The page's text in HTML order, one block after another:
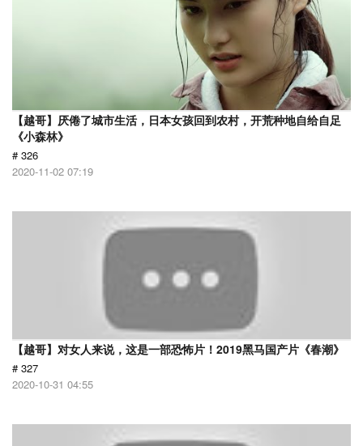
【越哥】厌倦了城市生活，日本女孩回到农村，开荒种地自给自足
《小森林》
# 326
2020-11-02 07:19
【越哥】对女人来说，这是一部恐怖片！2019黑马国产片《春潮》
# 327
2020-10-31 04:55